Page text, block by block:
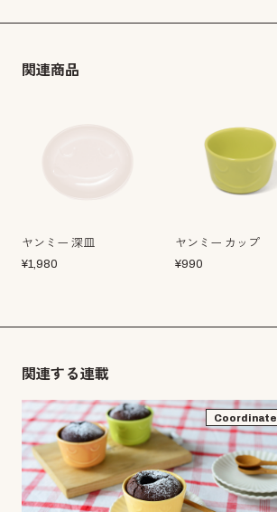
関連商品
ヤンミー 深皿
¥1,980
ヤンミー カップ
¥990
関連する連載
Coordinate